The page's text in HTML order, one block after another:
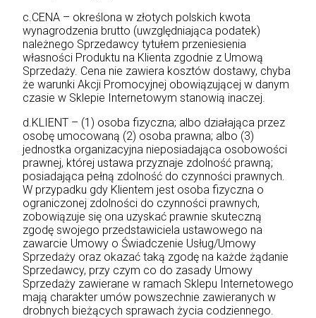
c.CENA – określona w złotych polskich kwota
wynagrodzenia brutto (uwzględniająca podatek)
należnego Sprzedawcy tytułem przeniesienia
własności Produktu na Klienta zgodnie z Umową
Sprzedaży. Cena nie zawiera kosztów dostawy, chyba
że warunki Akcji Promocyjnej obowiązującej w danym
czasie w Sklepie Internetowym stanowią inaczej.
d.KLIENT – (1) osoba fizyczna; albo działająca przez
osobę umocowaną (2) osoba prawna; albo (3)
jednostka organizacyjna nieposiadająca osobowości
prawnej, której ustawa przyznaje zdolność prawną;
posiadająca pełną zdolność do czynności prawnych.
W przypadku gdy Klientem jest osoba fizyczna o
ograniczonej zdolności do czynności prawnych,
zobowiązuje się ona uzyskać prawnie skuteczną
zgodę swojego przedstawiciela ustawowego na
zawarcie Umowy o Świadczenie Usług/Umowy
Sprzedaży oraz okazać taką zgodę na każde żądanie
Sprzedawcy, przy czym co do zasady Umowy
Sprzedaży zawierane w ramach Sklepu Internetowego
mają charakter umów powszechnie zawieranych w
drobnych bieżących sprawach życia codziennego.